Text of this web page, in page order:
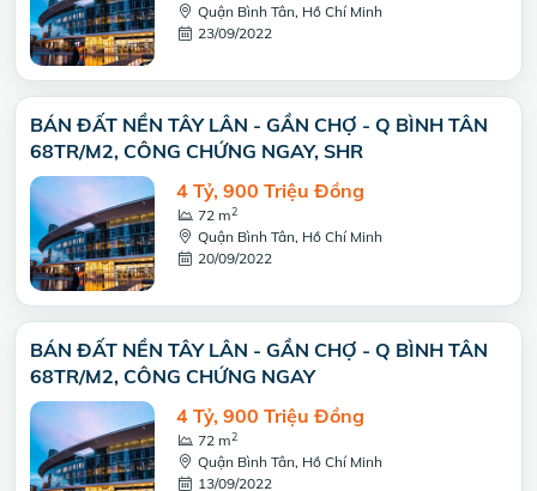
Quận Bình Tân, Hồ Chí Minh
23/09/2022
BÁN ĐẤT NỀN TÂY LÂN - GẦN CHỢ - Q BÌNH TÂN
68TR/M2, CÔNG CHỨNG NGAY, SHR
4 Tỷ, 900 Triệu Đồng
72 m2
Quận Bình Tân, Hồ Chí Minh
20/09/2022
BÁN ĐẤT NỀN TÂY LÂN - GẦN CHỢ - Q BÌNH TÂN
68TR/M2, CÔNG CHỨNG NGAY
4 Tỷ, 900 Triệu Đồng
72 m2
Quận Bình Tân, Hồ Chí Minh
13/09/2022